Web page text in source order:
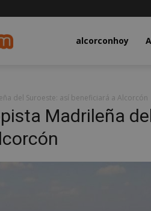
alcorconhoy.comalcorconhoy
del Suroeste: así beneficiará a Alcorcón
Madrileña